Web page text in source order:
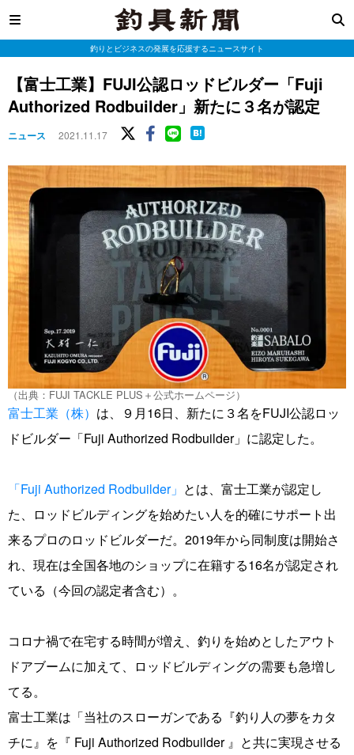
釣りとビジネスの発展を応援するニュースサイト
【富士工業】FUJI公認ロッドビルダー「Fuji
Authorized Rodbuilder」新たに３名が認定
ニュース 2021.11.17
（出典：FUJI TACKLE PLUS＋公式ホームページ）
富士工業（株） は、９月16日、新たに３名をFUJI公認ロッ
ドビルダー「Fuji Authorized Rodbuilder」に認定した。
「Fuji Authorized Rodbuilder」 とは、富士工業が認定し
た、ロッドビルディングを始めたい人を的確にサポート出
来るプロのロッドビルダーだ。2019年から同制度は開始さ
れ、現在は全国各地のショップに在籍する16名が認定され
ている（今回の認定者含む）。
コロナ禍で在宅する時間が増え、釣りを始めとしたアウト
ドアブームに加えて、ロッドビルディングの需要も急増し
てる。
富士工業は「当社のスローガンである『釣り人の夢をカタ
チに』を『 Fuji Authorized Rodbuilder 』と共に実現させる